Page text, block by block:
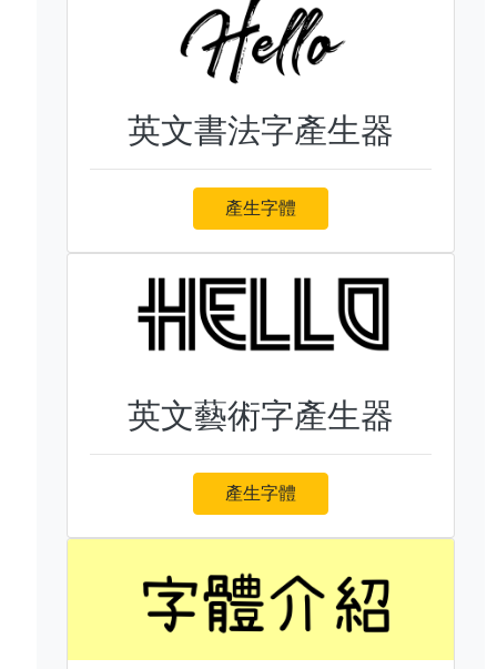
英文書法字產生器
產生字體
英文藝術字產生器
產生字體